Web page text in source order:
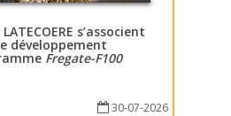
s’associent
développement
Fregate-F100
30-07-2026